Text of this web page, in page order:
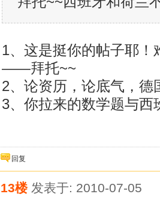
1、这是挺你的帖子耶
——拜托~~
2、论资历，论底气，
3、你拉来的数学题与
回复
13楼 发表于: 2010-07-05